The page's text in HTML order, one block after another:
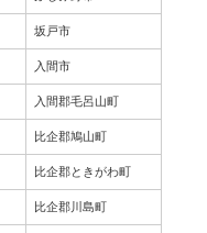
坂戸市
入間市
入間郡毛呂山町
比企郡鳩山町
比企郡ときがわ町
比企郡川島町